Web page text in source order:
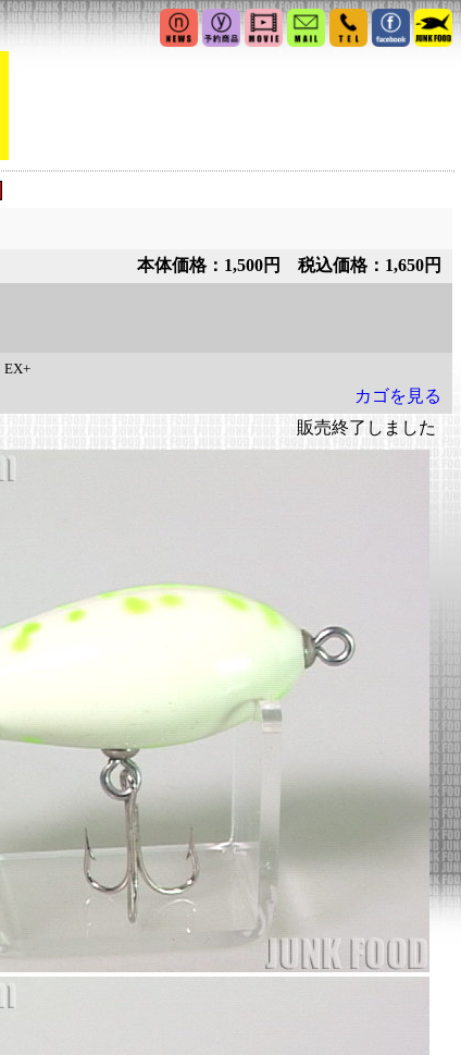
本体価格：1,500円 税込価格：1,650円
EX+
カゴを見る
販売終了しました